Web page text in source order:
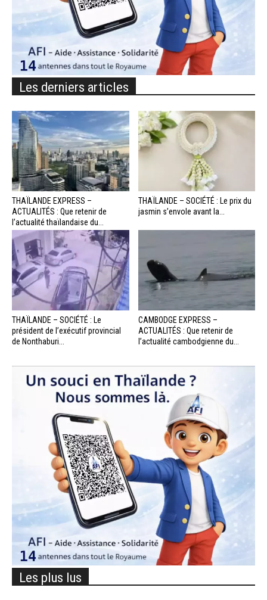
Les derniers articles
THAÏLANDE EXPRESS –
ACTUALITÉS : Que retenir de
l’actualité thaïlandaise du...
THAÏLANDE – SOCIÉTÉ : Le prix du
jasmin s’envole avant la...
THAÏLANDE – SOCIÉTÉ : Le
président de l’exécutif provincial
de Nonthaburi...
CAMBODGE EXPRESS –
ACTUALITÉS : Que retenir de
l’actualité cambodgienne du...
Les plus lus